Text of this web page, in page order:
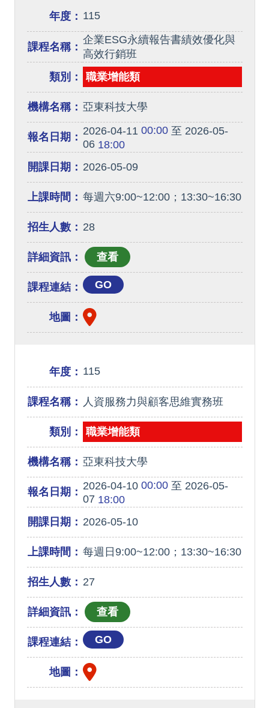
年度： 115
課程名稱：
企業ESG永續報告書績效優化與
高效行銷班
類別：
職業增能類
機構名稱： 亞東科技大學
報名日期： 2026-04-11 00:00至 2026-05-
0618:00
開課日期： 2026-05-09
上課時間： 每週六9:00~12:00；13:30~16:30
招生人數： 28
詳細資訊：
課程連結： GO
地圖：
年度： 115
課程名稱： 人資服務力與顧客思維實務班
類別： 職業增能類
機構名稱： 亞東科技大學
報名日期： 2026-04-1000:00至 2026-05-
07 18:00
開課日期： 2026-05-10
上課時間： 每週日9:00~12:00；13:30~16:30
招生人數： 27
詳細資訊：
課程連結： GO
地圖：